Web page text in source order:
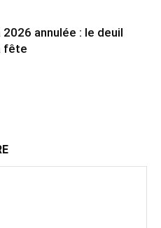
annulée : le deuil
fête